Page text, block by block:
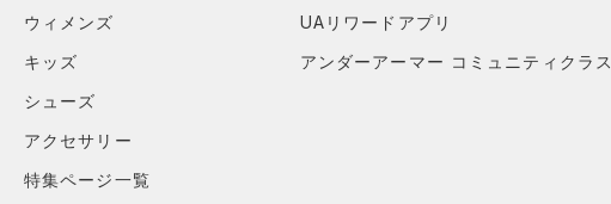
ウィメンズ
キッズ
シューズ
アクセサリー
特集ページ一覧
UAリワードアプリ
アンダーアーマー コミュニティクラス